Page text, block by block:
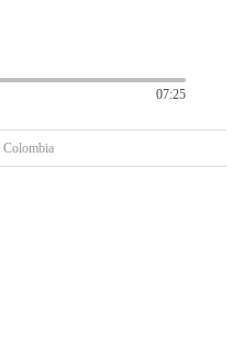
07:25
Colombia